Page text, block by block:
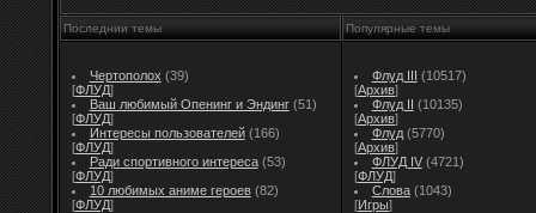
Последнии темы Популярные темы
Чертополох (39)
[ФЛУД]
Ваш любимый Опенинг и Эндинг (51)
[ФЛУД]
Интересы пользователей (166)
[ФЛУД]
Ради спортивного интереса (53)
[ФЛУД]
10 любимых аниме героев (82)
[ФЛУД]
Флуд III (10517)
[Архив]
Флуд II (10135)
[Архив]
Флуд (5770)
[Архив]
ФЛУД IV (4721)
[ФЛУД]
Слова (1043)
[Игры]